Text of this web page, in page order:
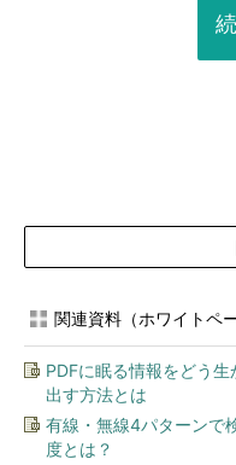
関連資料（ホワイトペー
PDFに眠る情報をどう
出す方法とは
有線・無線4パターンで
度とは？